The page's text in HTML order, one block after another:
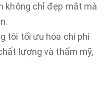
không chỉ đẹp mắt mà
tôi tối ưu hóa chi phí
lượng và thẩm mỹ,